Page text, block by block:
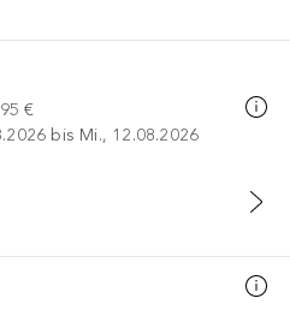
€
bis Mi., 12.08.2026